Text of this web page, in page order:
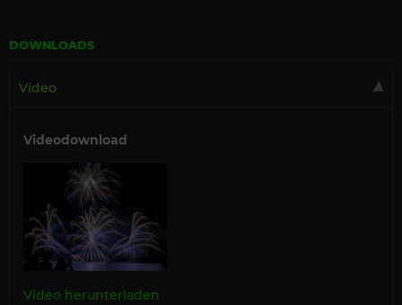
DOWNLOADS
Video
Videodownload
Video herunterladen